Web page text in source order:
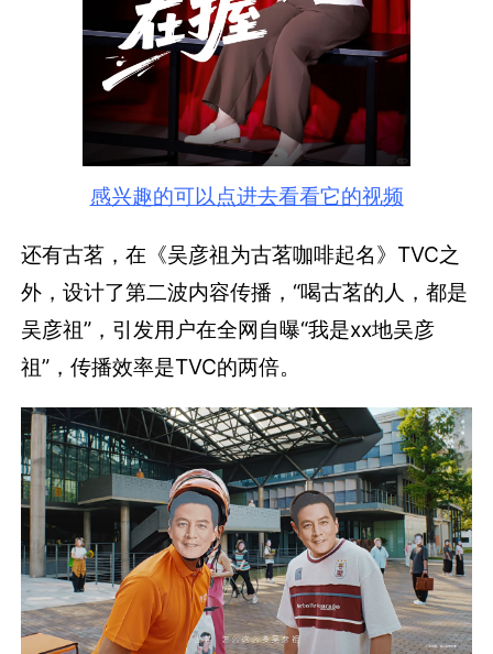
感兴趣的可以点进去看看它的视频
还有古茗，在《吴彦祖为古茗咖啡起名》TVC之
外，设计了第二波内容传播，“喝古茗的人，都是
吴彦祖”，引发用户在全网自曝“我是xx地吴彦
祖”，传播效率是TVC的两倍。